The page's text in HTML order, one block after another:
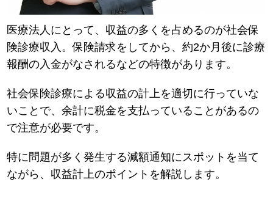
医療法人にとって、収益の多くを占めるのが社会保
険診療収入。保険請求をしてから、約2か月後に診療
報酬の入金がなされるなどの特徴があります。
社会保険診療による収益の計上を適切に行っていな
いことで、余計に税金を支払っていることがあるの
で注意が必要です。
特に問題が多く発生する減額通知にスポットを当て
ながら、収益計上のポイントを解説します。